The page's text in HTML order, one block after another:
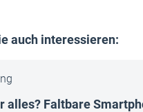
auch interessieren:
alles? Faltbare